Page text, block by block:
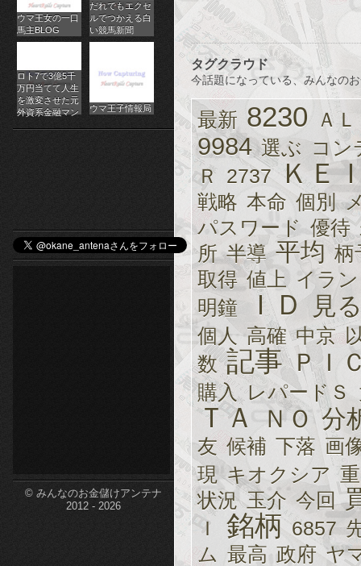
ス
ロ
オ
ン
ラ
イ
ン
カ
ジ
ノ
etc-
ウマ王女の一口
馬主BLOG
だれでもエクセ
ルでつかえる白
い競馬新聞
ロト7で3億5千
万円当てて人生
を激変させた元
外資系金融マン
ウマ王子情報局
© みんなのお金儲けアンテナ
2012 - 2026
タグクラウド
今話題になっている、みんなの
最新 8230 Ａ
9984 選ぶ コン
Ｒ 2737 ＫＥ
戦略 本命 個別
パスワード 優待
所 半導 平均 柄
取得 値上 イラン
明鐘
ＩＤ 見
個人 高確 中京
数 記事 ＰＩ
購入 レパードＳ
ＴＡ ＮＯ 分
友 候補 下落 画
現 キオクシア
状況 玉介 今回
Ｉ 銘柄 6857
ム 最高 政府 ヤ